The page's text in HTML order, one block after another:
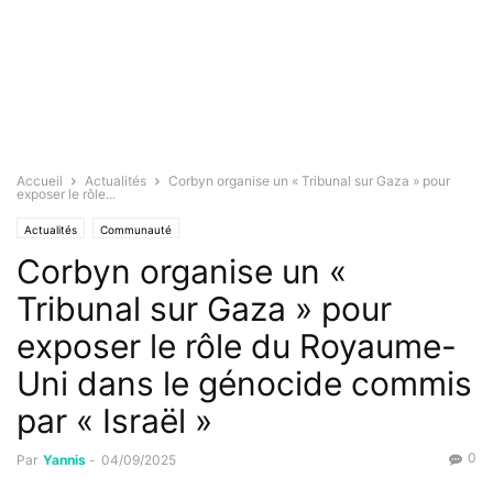
Accueil Actualités
Corbyn organise un « Tribunal sur Gaza » pour
exposer le rôle...
Actualités Communauté
Corbyn organise un «
Tribunal sur Gaza » pour
exposer le rôle du Royaume-
Uni dans le génocide commis
par « Israël »
Par Yannis - 04/09/2025 0